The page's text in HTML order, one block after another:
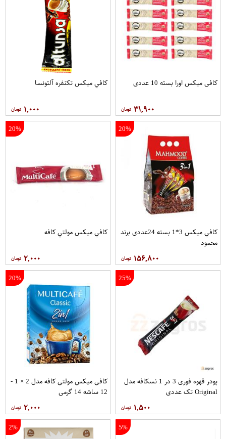
کافی میکس اورا بسته 10 عددی
۳۱,۹۰۰
کافي ميکس تکنفره آلتونسا
۱,۰۰۰
20%
کافي ميکس 3*1 بسته 24عددی برند
محمود
۱۵۶,۸۰۰
20%
کافي ميکس مولتي کافه
۲,۰۰۰
25%
پودر قهوه فوری 3 در 1 نسکافه مدل
Original تک عددی
۱,۵۰۰
20%
کافی میکس مولتی کافه مدل 2 × 1 -
12 ساشه 14 گرمی
۲,۰۰۰
5%
2%